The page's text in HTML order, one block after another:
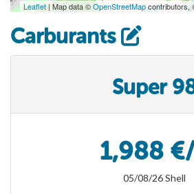
Leaflet| Map data ©OpenStreetMapcontributors,
Carburants
Super
1,988
05/08/26 Shell